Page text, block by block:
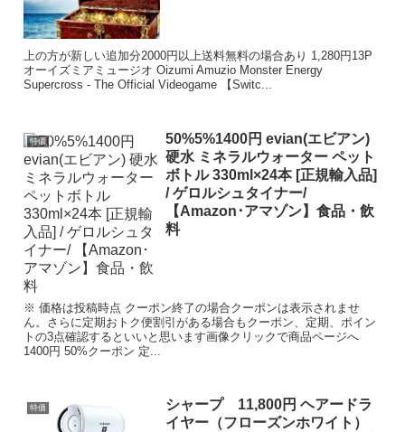
上の方が新しい追加分2000円以上送料無料の場合あり 1,280円13P
オーイズミアミュージオ Oizumi Amuzio Monster Energy
Supercross - The Official Videogame 【Switc...
特価
50%5%1400円 evian(エビアン)
硬水 ミネラルウォーター ペット
ボトル 330ml×24本 [正規輸入品]
/ ゲロルシュタイナー/
【Amazon･アマゾン】食品・飲
料
※ 価格は投稿時点 クーポン終了の場合クーポンは表示されませ
ん。さらに定期おトク便割引がある場合もクーポン、定期、ポイン
トの3点確認するといいと思います画像クリックで商品ページへ
1400円 50%クーポン 定...
特価
シャープ 11,800円 ヘアードラ
イヤー（フローズンホワイト）